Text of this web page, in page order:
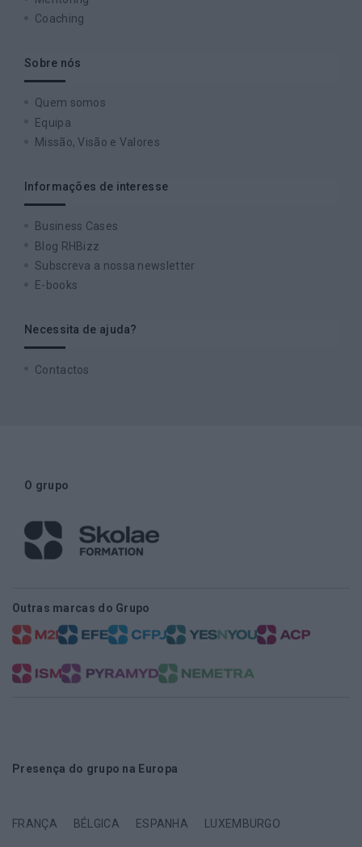
Coaching
Sobre nós
Quem somos
Equipa
Missão, Visão e Valores
Informações de interesse
Business Cases
Blog RHBizz
Subscreva a nossa newsletter
E-books
Necessita de ajuda?
Contactos
O grupo
Outras marcas do Grupo
Presença do grupo na Europa
FRANÇA BÉLGICA ESPANHA LUXEMBURGO